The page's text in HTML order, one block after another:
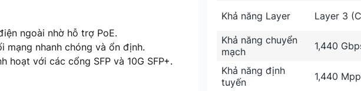
ngoài nhờ hỗ trợ PoE.
mạng nhanh chóng và ổn định.
hoạt với các cổng SFP và 10G SFP+.
Khả năng Layer Layer 3
Khả năng chuyển
mạch
1,440
Khả năng định
tuyến
1,440